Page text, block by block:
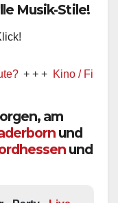
Musik-Stile!
+ + Kino / Film + + +
am
und
und